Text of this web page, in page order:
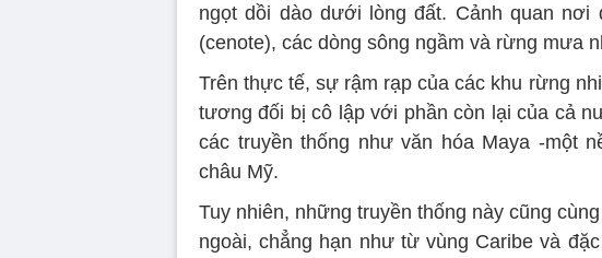
ngọt dồi dào dưới lòng đất. Cảnh quan
(cenote), các dòng sông ngầm và rừng mưa
Trên thực tế, sự rậm rạp của các khu rừng
tương đối bị cô lập với phần còn lại của cả
các truyền thống như văn hóa Maya -một
châu Mỹ.
Tuy nhiên, những truyền thống này cũng
ngoài, chẳng hạn như từ vùng Caribe và